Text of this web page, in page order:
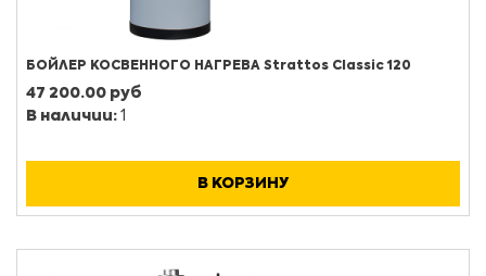
БОЙЛЕР КОСВЕННОГО НАГРЕВА Strattos Classic 120
47 200.00 руб
В наличии: 1
В КОРЗИНУ